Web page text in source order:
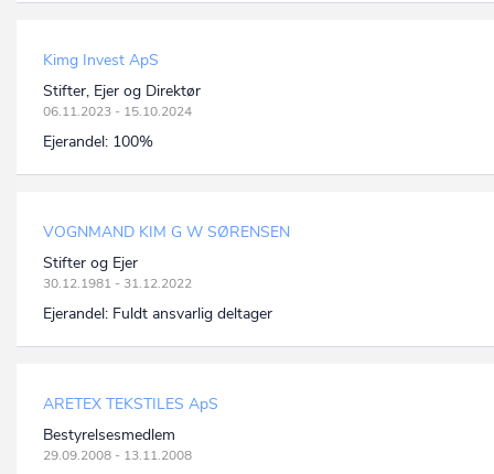
Kimg Invest ApS
Stifter, Ejer og Direktør
06.11.2023 - 15.10.2024
Ejerandel: 100%
VOGNMAND KIM G W SØRENSEN
Stifter og Ejer
30.12.1981 - 31.12.2022
Ejerandel: Fuldt ansvarlig deltager
ARETEX TEKSTILES ApS
Bestyrelsesmedlem
29.09.2008 - 13.11.2008